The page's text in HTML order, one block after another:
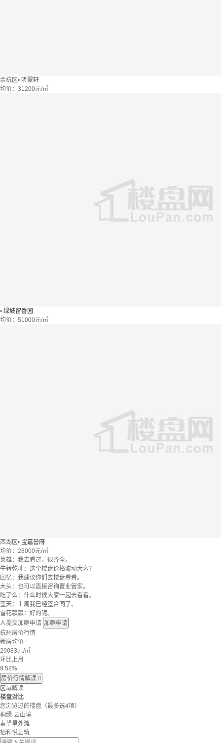
余杭区• 听翠轩
均价： 31200元/㎡
• 绿城留香园
均价： 51000元/㎡
西湖区• 宝嘉誉府
均价： 28000元/㎡
英雄：我去看过，很齐全。
牛转乾坤：这个楼盘价格波动大么？
回忆：我建议你们去楼盘看看。
大头：也可以直接咨询置业管家。
吃了么：什么时候大家一起去看看。
蓝天：上周我已经签合同了。
雪花飘飘：好的呢。
人提交加群申请 加群申请
杭州房价行情
新房均价
29083元/㎡
环比上月
9.58%
房价行情解读 
区域解读
楼盘对比
您浏览过的楼盘 （最多选4项）
桐绿·云山境
秦望星外滩
栖和悦云筑